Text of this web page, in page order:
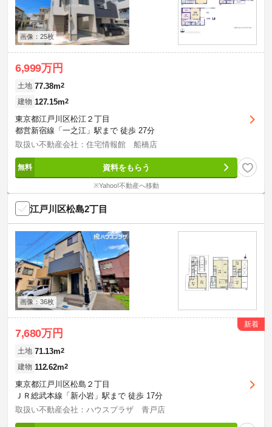
画像：25枚
6,999万円
土地 77.38m2
建物 127.15m2
東京都江戸川区松江２丁目
都営新宿線「一之江」駅まで 徒歩 27分
取扱い不動産会社：住宅情報館 船橋店
資料をもらう
※Yahoo!不動産へ移動
江戸川区松島2丁目
画像：36枚
7,680万円
新着
土地 71.13m2
建物 112.62m2
東京都江戸川区松島２丁目
ＪＲ総武本線「新小岩」駅まで 徒歩 17分
取扱い不動産会社：ハウスプラザ 青戸店